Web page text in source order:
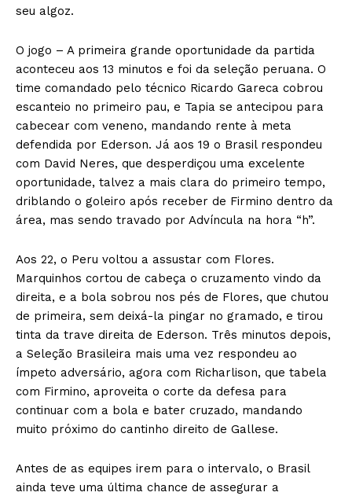
seu algoz.
O jogo – A primeira grande oportunidade da partida
aconteceu aos 13 minutos e foi da seleção peruana. O
time comandado pelo técnico Ricardo Gareca cobrou
escanteio no primeiro pau, e Tapia se antecipou para
cabecear com veneno, mandando rente à meta
defendida por Ederson. Já aos 19 o Brasil respondeu
com David Neres, que desperdiçou uma excelente
oportunidade, talvez a mais clara do primeiro tempo,
driblando o goleiro após receber de Firmino dentro da
área, mas sendo travado por Advíncula na hora “h”.
Aos 22, o Peru voltou a assustar com Flores.
Marquinhos cortou de cabeça o cruzamento vindo da
direita, e a bola sobrou nos pés de Flores, que chutou
de primeira, sem deixá-la pingar no gramado, e tirou
tinta da trave direita de Ederson. Três minutos depois,
a Seleção Brasileira mais uma vez respondeu ao
ímpeto adversário, agora com Richarlison, que tabela
com Firmino, aproveita o corte da defesa para
continuar com a bola e bater cruzado, mandando
muito próximo do cantinho direito de Gallese.
Antes de as equipes irem para o intervalo, o Brasil
ainda teve uma última chance de assegurar a